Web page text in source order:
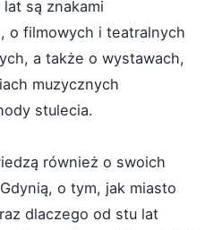
są znakami
o filmowych i teatralnych
a także o wystawach,
muzycznych
stulecia.
również o swoich
o tym, jak miasto
dlaczego od stu lat